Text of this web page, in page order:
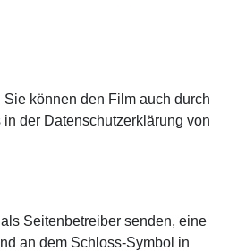
können den Film auch durch
der Datenschutzerklärung von
Seitenbetreiber senden, eine
an dem Schloss-Symbol in